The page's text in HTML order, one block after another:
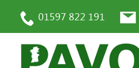
01597 822 191